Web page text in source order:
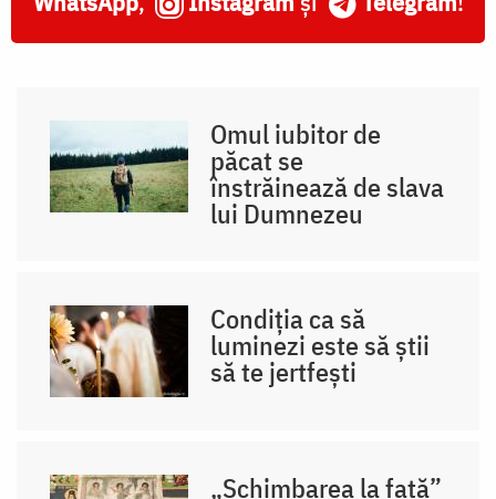
Omul iubitor de
păcat se
înstrăinează de slava
lui Dumnezeu
Condiția ca să
luminezi este să știi
să te jertfești
„Schimbarea la față”